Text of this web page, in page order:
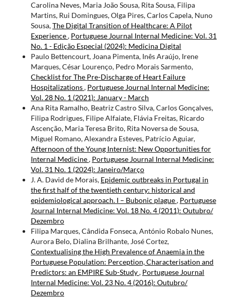
Carolina Neves, Maria João Sousa, Rita Sousa, Filipa
Martins, Rui Domingues, Olga Pires, Carlos Capela, Nuno
Sousa,The Digital Transition of Healthcare: A Pilot
Experience, Portuguese Journal Internal Medicine: Vol. 31
No. 1 - Edição Especial (2024): Medicina Digital
Paulo Bettencourt, Joana Pimenta, Inês Araújo, Irene
Marques, César Lourenço, Pedro Morais Sarmento,
Checklist for The Pre-Discharge of Heart Failure
Hospitalizations, Portuguese Journal Internal Medicine:
Vol. 28 No. 1 (2021): January - March
Ana Rita Ramalho, Beatriz Castro Silva, Carlos Gonçalves,
Filipa Rodrigues, Filipe Alfaiate, Flávia Freitas, Ricardo
Ascenção, Maria Teresa Brito, Rita Noversa de Sousa,
Miguel Romano, Alexandra Esteves, Patrício Aguiar,
Afternoon of the Young Internist: New Opportunities for
Internal Medicine, Portuguese Journal Internal Medicine:
Vol. 31 No. 1 (2024): Janeiro/Março
J. A. David de Morais, Epidemic outbreaks in Portugal in
the first half of the twentieth century: historical and
epidemiological approach. I – Bubonic plague, Portuguese
Journal Internal Medicine: Vol. 18 No. 4 (2011): Outubro/
Dezembro
Filipa Marques, Cândida Fonseca, António Robalo Nunes,
Aurora Belo, Dialina Brilhante, José Cortez,
Contextualising the High Prevalence of Anaemia in the
Portuguese Population: Perception, Characterisation and
Predictors: an EMPIRE Sub-Study, Portuguese Journal
Internal Medicine: Vol. 23 No. 4 (2016): Outubro/
Dezembro